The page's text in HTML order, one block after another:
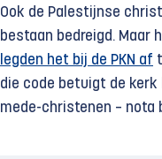
Ook de Palestijnse
bestaan bedreigd. Maar
legden het bij de PKN af
die code betuigt de
mede-christenen – nota